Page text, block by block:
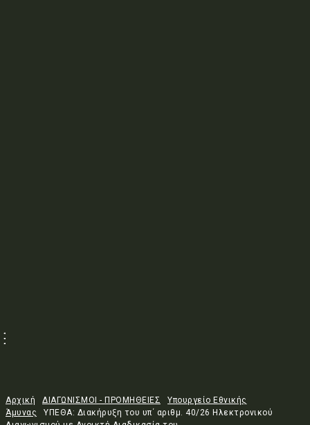
Αρχική ΔΙΑΓΩΝΙΣΜΟΙ - ΠΡΟΜΗΘΕΙΕΣ
Υπουργείο Εθνικής
Άμυνας
ΥΠΕΘΑ: Διακήρυξη του υπ΄ αριθμ. 40/26 Ηλεκτρονικού